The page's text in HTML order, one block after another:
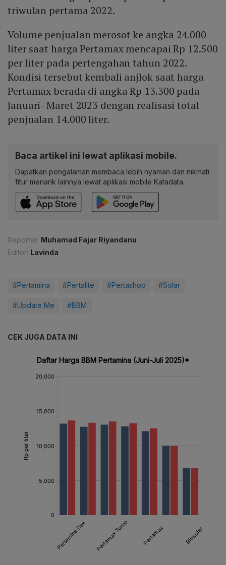
triwulan pertama 2022.
Volume penjualan merosot ke angka 24.000
liter saat harga Pertamax mencapai Rp 12.500
per liter pada pertengahan tahun 2022.
Kondisi tersebut kembali anjlok saat harga
Pertamax berada di angka Rp 13.300 pada
Januari- Maret 2023 dengan realisasi total
penjualan 14.000 liter.
Baca artikel ini lewat aplikasi mobile.
Dapatkan pengalaman membaca lebih nyaman dan nikmati
fitur menarik lainnya lewat aplikasi mobile Katadata.
Reporter: Muhamad Fajar Riyandanu
Editor: Lavinda
#Pertamina #Pertalite #Pertashop #Solar
#Update Me #BBM
CEK JUGA DATA INI